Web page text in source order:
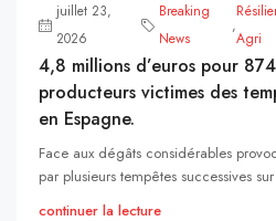
juillet 23,
2026
Breaking
News
,
Agri
4,8 millions d’euros pour 874
producteurs victimes des
en Espagne.
Face aux dégâts considérables
par plusieurs tempêtes successives
continuer la lecture